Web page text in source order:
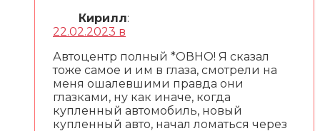
Кирилл:
22.02.2023 в
Автоцентр полный *ОВНО! Я сказал
тоже самое и им в глаза, смотрели на
меня ошалевшими правда они
глазками, ну как иначе, когда
купленный автомобиль, новый
купленный авто, начал ломаться через